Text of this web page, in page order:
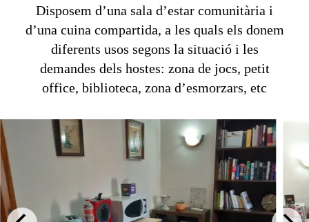
Disposem d’una sala d’estar comunitària i
d’una cuina compartida, a les quals els donem
diferents usos segons la situació i les
demandes dels hostes: zona de jocs, petit
office, biblioteca, zona d’esmorzars, etc